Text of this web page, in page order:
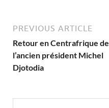
PREVIOUS ARTICLE
Retour en Centrafrique de
l’ancien président Michel
Djotodia